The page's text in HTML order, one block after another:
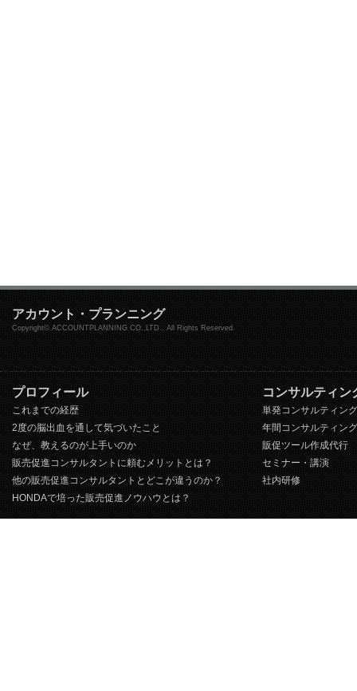
アカウント・プランニング
Copyright© ACCOUNTPLANNING CO.,LTD.. All Rights Reserved.
プロフィール
これまでの経歴
2度の脳出血を通して気づいたこと
なぜ、教えるのが上手いのか
販売促進コンサルタントに頼むメリットとは？
他の販売促進コンサルタントとどこが違うのか？
HONDAで培った販売促進ノウハウとは？
コンサルティン
単発コンサルティング
年間コンサルティング
販促ツール作成代行
セミナー・講演
社内研修